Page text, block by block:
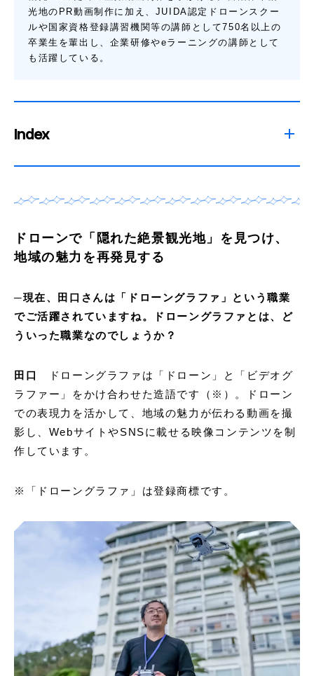
光地のPR動画制作に加え、JUIDA認定ドローンスクー
ルや国家資格登録講習機関等の講師として750名以上の
卒業生を輩出し、企業研修やeラーニングの講師として
も活躍している。
Index
ドローンで「隠れた絶景観光地」を見つけ、
地域の魅力を再発見する
─現在、田口さんは「ドローングラファ」という職業
でご活躍されていますね。ドローングラファとは、ど
ういった職業なのでしょうか？
田口
ドローングラファは「ドローン」と「ビデオグ
ラファー」をかけ合わせた造語です（※）。ドローン
での表現力を活かして、地域の魅力が伝わる動画を撮
影し、WebサイトやSNSに載せる映像コンテンツを制
作しています。
※「ドローングラファ」は登録商標です。